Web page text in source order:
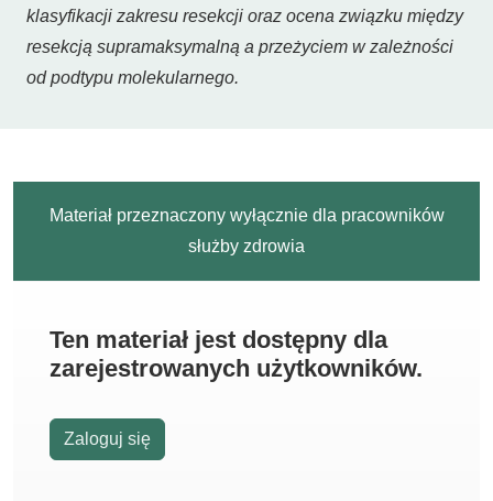
klasyfikacji zakresu resekcji oraz ocena związku między
resekcją supramaksymalną a przeżyciem w zależności
od podtypu molekularnego.
Materiał przeznaczony wyłącznie dla pracowników
służby zdrowia
Ten materiał jest dostępny dla
zarejestrowanych użytkowników.
Zaloguj się